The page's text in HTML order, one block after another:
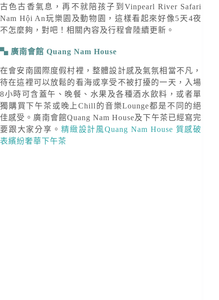
古色古香氣息，再不就陪孩子到Vinpearl River Safari
Nam Hội An玩樂園及動物園，這樣看起來好像5天4夜
不怎麼夠，對吧！相關內容及行程會陸續更新。
廣南會館 Quang Nam House
在會安南國際度假村裡，整體設計感及氣氛相當不凡，
待在這裡可以放鬆的看海或享受不被打擾的一天，入場
8小時可含蓋午、晚餐、水果及各種酒水飲料，或者單
獨購買下午茶或晚上Chill的音樂Lounge都是不同的絕
佳感受。廣南會館Quang Nam House及下午茶已經寫完
要跟大家分享。 精緻設計風Quang Nam House 質感破
表繽紛奢華下午茶